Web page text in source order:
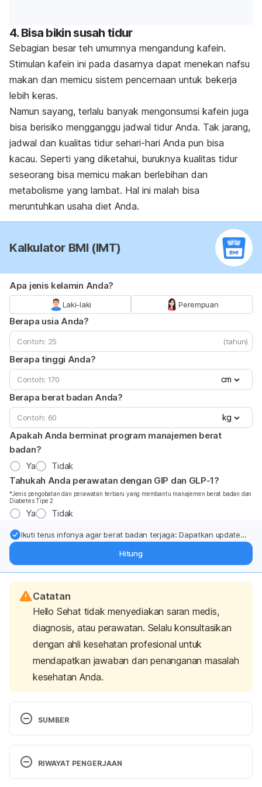
4. Bisa bikin susah tidur
Sebagian besar teh umumnya mengandung kafein.
Stimulan kafein ini pada dasarnya dapat menekan nafsu
makan dan memicu sistem pencernaan untuk bekerja
lebih keras.
Namun sayang, terlalu banyak mengonsumsi kafein juga
bisa berisiko mengganggu jadwal tidur Anda. Tak jarang,
jadwal dan kualitas tidur sehari-hari Anda pun bisa
kacau. Seperti yang diketahui, buruknya kualitas tidur
seseorang bisa memicu makan berlebihan dan
metabolisme yang lambat. Hal ini malah bisa
meruntuhkan usaha diet Anda.
Kalkulator BMI (IMT)
Apa jenis kelamin Anda?
Laki-laki Perempuan
Berapa usia Anda?
(tahun)
Berapa tinggi Anda?
cm
Berapa berat badan Anda?
kg
Apakah Anda berminat program manajemen berat
badan?
Ya
Tidak
Tahukah Anda perawatan dengan GIP dan GLP-1?
*Jenis pengobatan dan perawatan terbaru yang membantu manajemen berat badan dan
Diabetes Tipe 2
Ya Tidak
Ikuti terus infonya agar berat badan terjaga: Dapatkan update
Hitung
Catatan
Hello Sehat tidak menyediakan saran medis,
diagnosis, atau perawatan. Selalu konsultasikan
dengan ahli kesehatan profesional untuk
mendapatkan jawaban dan penanganan masalah
kesehatan Anda.
SUMBER
5 Things you should know about detox teas
http://www.health.com/celebrities/5-things-you-
should-know-about-detox-teas Diakses pada 10
RIWAYAT PENGERJAAN